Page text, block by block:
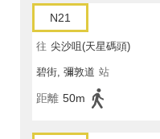
N21
往 尖沙咀(天星碼頭)
碧街, 彌敦道 站
距離 50m